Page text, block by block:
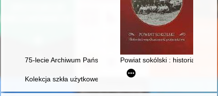
75-lecie Archiwum Państwowego w Gdańsku : 1946-2021
Powiat sokólski : historia i
Kolekcja szkła użytkowego Pałacu Schoena Muzeum w